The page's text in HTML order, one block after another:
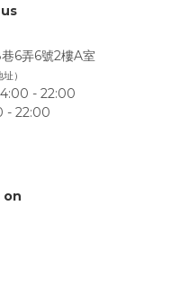
6弄6號2樓A室
）
- 22:00
- 22:00
on